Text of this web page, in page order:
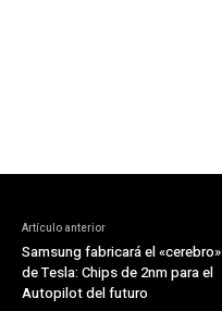
Artículo anterior
Samsung fabricará el «cerebro»
de Tesla: Chips de 2nm para el
Autopilot del futuro